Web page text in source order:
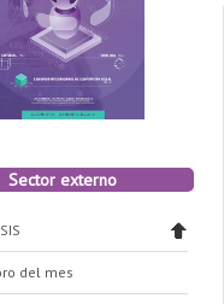
Sector externo
del mes